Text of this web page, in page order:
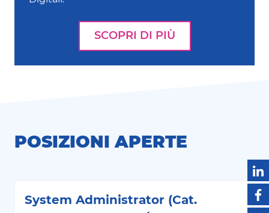
SCOPRI DI PIÙ
POSIZIONI APERTE
System Administrator (Cat.